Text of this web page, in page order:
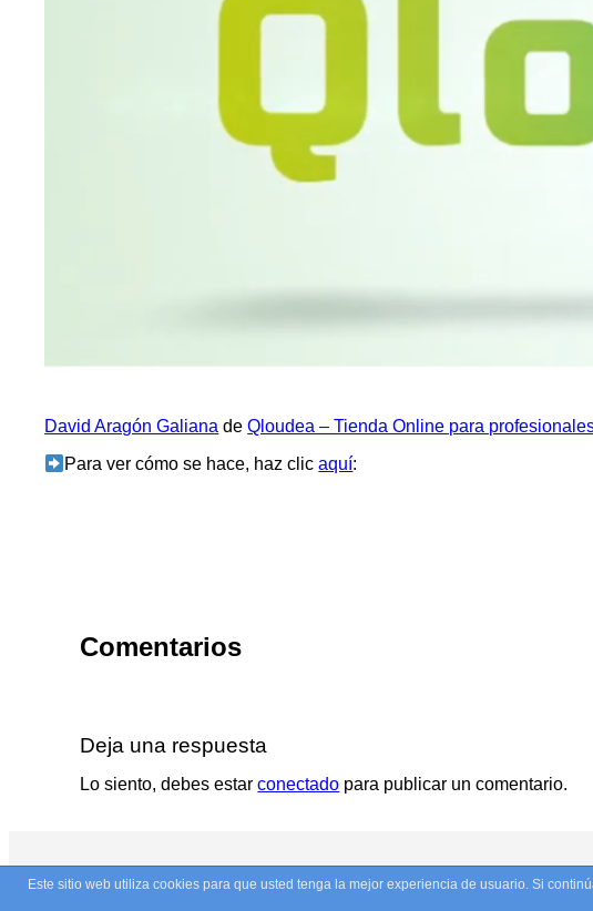
David Aragón Galiana deQloudea – Tienda Online para
Para ver cómo se hace, haz clicaquí:
Comentarios
Deja una respuesta
Lo siento, debes estarconectado para publicar un comentario.
© Copyright 2026. Todos los derechos reservados.
Este sitio web utiliza cookies para que usted tenga la mejor experiencia de usuario. Si